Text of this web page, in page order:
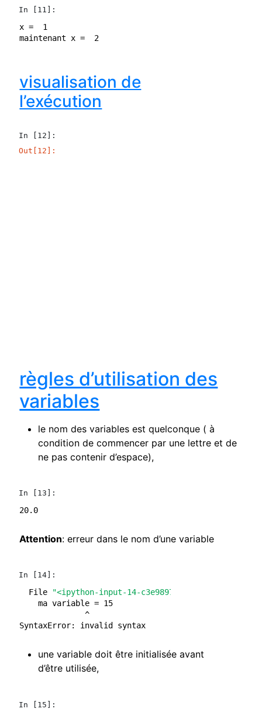
In [11]:
x =  1
visualisation de
l’exécution
In [12]:
Out[12]:
règles d’utilisation des
variables
le nom des variables est quelconque ( à
condition de commencer par une lettre et de
ne pas contenir d’espace),
In [13]:
Attention: erreur dans le nom d’une variable
In [14]:
  File
"<ipython-input-14-c3e989711734>"
    ma variable = 15
SyntaxError:
une variable doit être initialisée avant
d’être utilisée,
In [15]: